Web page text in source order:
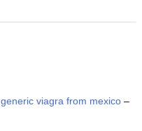
generic viagra from mexico –